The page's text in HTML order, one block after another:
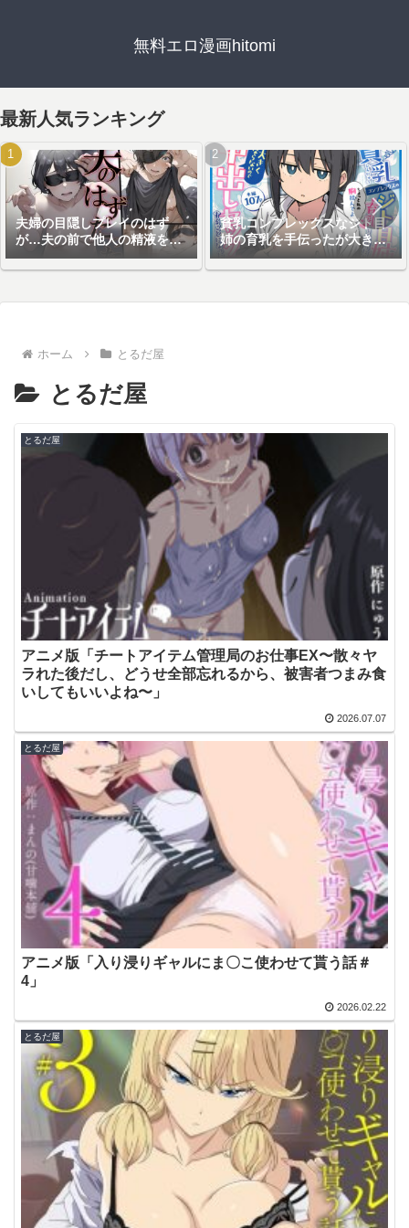
無料エロ漫画hitomi
最新人気ランキング
夫婦の目隠しプレイのはず
が…夫の前で他人の精液を注
ぎ込まれる妻
貧乳コンプレックスなジト目
姉の育乳を手伝ったが大きく
ならないので中出しセックス
することになった話
ホーム とるだ屋
とるだ屋
とるだ屋
アニメ版「チートアイテム管理局のお仕事EX〜散々ヤ
ラれた後だし、どうせ全部忘れるから、被害者つまみ食
いしてもいいよね〜」
2026.07.07
とるだ屋
アニメ版「入り浸りギャルにま〇こ使わせて貰う話＃
4」
2026.02.22
とるだ屋